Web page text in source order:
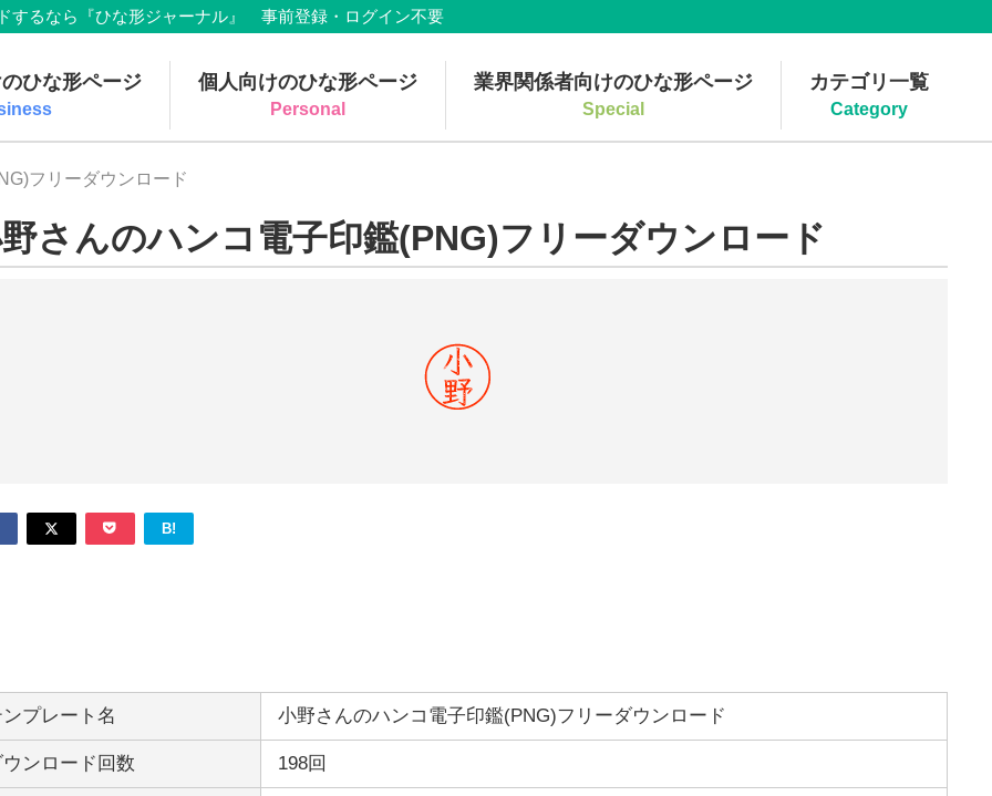
するなら『ひな形ジャーナル』 事前登録・ログイン不要
ひな形ページ 個人向けのひな形ページ
Personal
業界関係者向けのひな形ページ
Special
カテゴリ一覧
Category
フリーダウンロード
さんのハンコ電子印鑑(PNG)フリーダウンロード
B!
ンプレート名 小野さんのハンコ電子印鑑(PNG)フリーダウンロード
ウンロード回数 198回